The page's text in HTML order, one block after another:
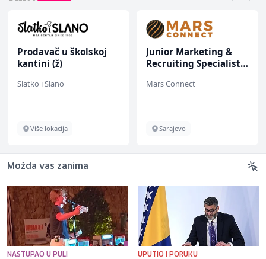
Prodavač u školskoj
kantini (ž)
Slatko i Slano
Više lokacija
Junior Marketing &
Recruiting Specialist
Mars Connect
Sarajevo
Možda vas zanima
NASTUPAO U PULI UPUTIO I PORUKU